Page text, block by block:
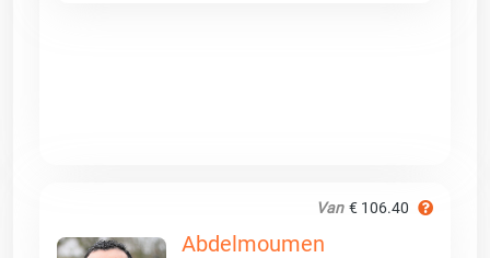
Van € 106.40
Abdelmoumen